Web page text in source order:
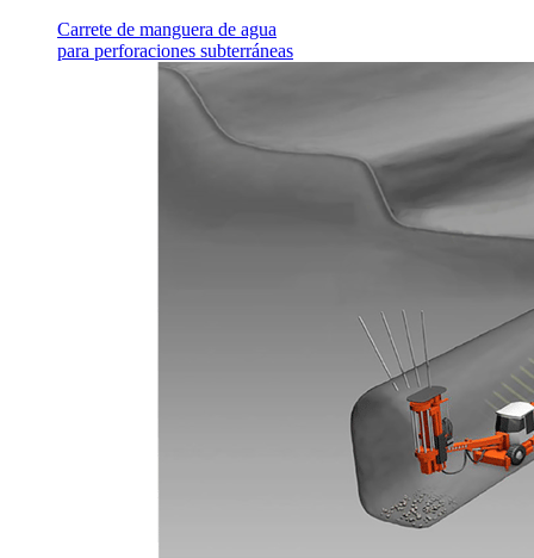
Carrete de manguera de agua
para perforaciones subterráneas